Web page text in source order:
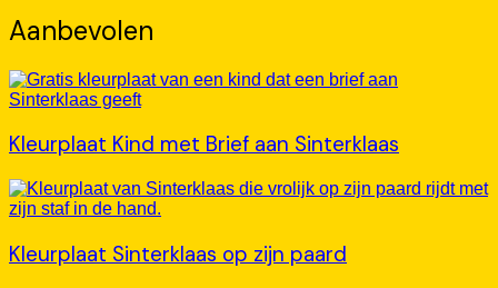
Aanbevolen
Kleurplaat Kind met Brief aan Sinterklaas
Kleurplaat Sinterklaas op zijn paard